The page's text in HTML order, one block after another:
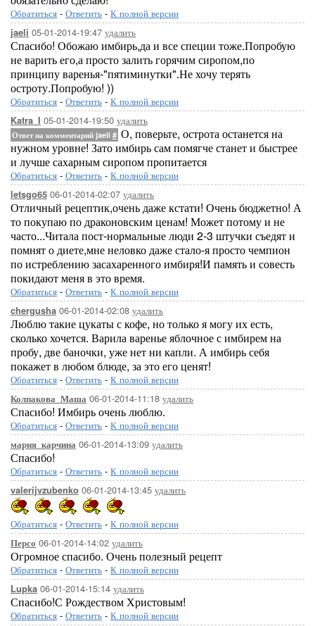
Обратиться - Ответить - К полной версии
jaeli 05-01-2014-19:47 удалить
Спасибо! Обожаю имбирь,да и все специи тоже.Попробую
не варить его,а просто залить горячим сиропом,по
принципу варенья-"пятиминутки".Не хочу терять
остроту.Попробую! ))
Обратиться - Ответить - К полной версии
Katra_I 05-01-2014-19:50 удалить
Ответ на комментарий jaeli # О, поверьте, острота останется на
нужном уровне! Зато имбирь сам помягче станет и быстрее
и лучше сахарным сиропом пропитается
Обратиться - Ответить - К полной версии
letsgo65 06-01-2014-02:07 удалить
Отличный рецептик,очень даже кстати! Очень бюджетно! А
то покупаю по драконовским ценам! Может потому и не
часто...Читала пост-нормальные люди 2-3 штучки съедят и
помнят о диете,мне неловко даже стало-я просто чемпион
по истреблению засахаренного имбиря!И память и совесть
покидают меня в это время.
Обратиться - Ответить - К полной версии
chergusha 06-01-2014-02:08 удалить
Люблю такие цукаты с кофе, но только я могу их есть,
сколько хочется. Варила варенье яблочное с имбирем на
пробу, две баночки, уже нет ни капли. А имбирь себя
покажет в любом блюде, за это его ценят!
Обратиться - Ответить - К полной версии
Колпакова_Маша 06-01-2014-11:18 удалить
Спасибо! Имбирь очень люблю.
Обратиться - Ответить - К полной версии
мария_карчина 06-01-2014-13:09 удалить
Спасибо!
Обратиться - Ответить - К полной версии
valerijvzubenko 06-01-2014-13:45 удалить
Обратиться - Ответить - К полной версии
Персо 06-01-2014-14:02 удалить
Огромное спасибо. Очень полезный рецепт
Обратиться - Ответить - К полной версии
Lupka 06-01-2014-15:14 удалить
Спасибо!С Рождеством Христовым!
Обратиться - Ответить - К полной версии